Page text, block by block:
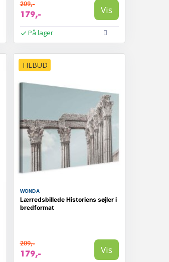
209,-
179,- Vis
På lager
TILBUD
WONDA
Lærredsbillede Historiens søjler i
bredformat
209,-
179,- Vis